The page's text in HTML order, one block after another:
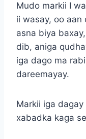
Mudo markii I
ii wasay, oo aan
asna biya
dib, aniga
iga dago ma
dareemayay.
Markii iga
xabadka kaga